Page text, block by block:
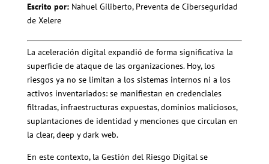
Escrito por:Nahuel Giliberto, Preventa de Ciberseguridad
de Xelere
La aceleración digital expandió de forma significativa la
superficie de ataque de las organizaciones. Hoy, los
riesgos ya no se limitan a los sistemas internos ni a los
activos inventariados: se manifiestan en credenciales
filtradas, infraestructuras expuestas, dominios maliciosos,
suplantaciones de identidad y menciones que circulan en
la clear, deep y dark web.
En este contexto, la Gestión del Riesgo Digital se